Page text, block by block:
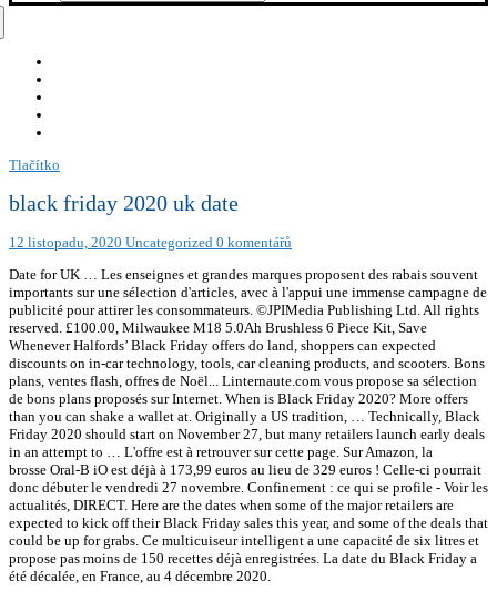
Tlačítko
black friday 2020 uk date
12 listopadu, 2020 Uncategorized 0 komentářů
Date for UK … Les enseignes et grandes marques proposent des rabais souvent
importants sur une sélection d'articles, avec à l'appui une immense campagne de
publicité pour attirer les consommateurs. ©JPIMedia Publishing Ltd. All rights
reserved. £100.00, Milwaukee M18 5.0Ah Brushless 6 Piece Kit, Save
Whenever Halfords’ Black Friday offers do land, shoppers can expected
discounts on in-car technology, tools, car cleaning products, and scooters. Bons
plans, ventes flash, offres de Noël... Linternaute.com vous propose sa sélection
de bons plans proposés sur Internet. When is Black Friday 2020? More offers
than you can shake a wallet at. Originally a US tradition, … Technically, Black
Friday 2020 should start on November 27, but many retailers launch early deals
in an attempt to … L'offre est à retrouver sur cette page. Sur Amazon, la
brosse Oral-B iO est déjà à 173,99 euros au lieu de 329 euros ! Celle-ci pourrait
donc débuter le vendredi 27 novembre. Confinement : ce qui se profile - Voir les
actualités, DIRECT. Here are the dates when some of the major retailers are
expected to kick off their Black Friday sales this year, and some of the deals that
could be up for grabs. Ce multicuiseur intelligent a une capacité de six litres et
propose pas moins de 150 recettes déjà enregistrées. La date du Black Friday a
été décalée, en France, au 4 décembre 2020.